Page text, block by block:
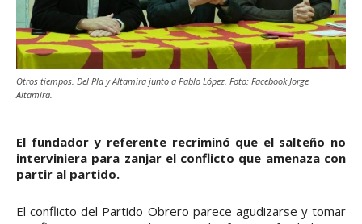
Otros tiempos. Del Pla y Altamira junto a Pablo López. Foto: Facebook Jorge
Altamira.
El fundador y referente recriminó que el salteño no
interviniera para zanjar el conflicto que amenaza con
partir al partido.
El conflicto del Partido Obrero parece agudizarse y tomar